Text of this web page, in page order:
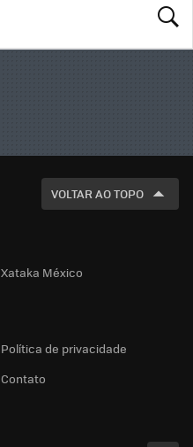
VOLTAR AO TOPO
Xataka México
Política de privacidade
Contato